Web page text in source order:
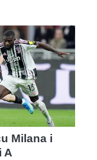
Milana i
A